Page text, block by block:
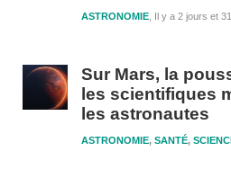
Il y a 2 jours et
ASTRONOMIE
Sur Mars, la
les scientifiques
les astronautes
ASTRONOMIE, SANTÉ,